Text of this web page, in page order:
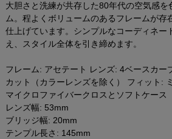
大胆さと洗練が共存した80年代の空気感を
ム。程よくボリュームのあるフレームが存
仕上げています。シンプルなコーディネー
え、スタイル全体を引き締めます。
フレーム: アセテート レンズ: 4ベースカー
カット（カラーレンズを除く） フィット:
マイクロファイバークロスとソフトケース
レンズ幅: 53mm
ブリッジ幅: 20mm
テンプル長さ: 145mm